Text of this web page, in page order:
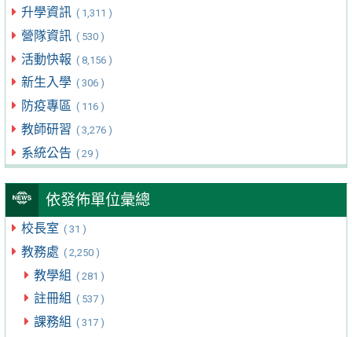
升學資訊 ( 1,311 )
營隊資訊 ( 530 )
活動快報 ( 8,156 )
新生入學 ( 306 )
防疫專區 ( 116 )
教師研習 ( 3,276 )
系統公告 ( 29 )
依發佈單位彙總
校長室 ( 31 )
教務處 ( 2,250 )
教學組 ( 281 )
註冊組 ( 537 )
課務組 ( 317 )